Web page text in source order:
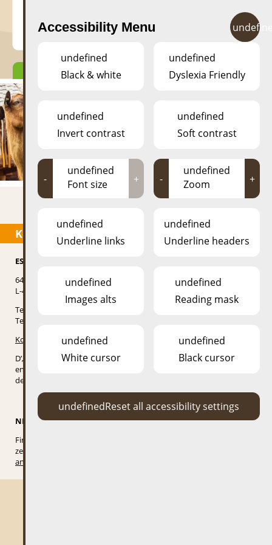
KONTAKT
ESCHER BAMHAISER
64, GAALGEBIERG
L-4142 ESCH-SUR-ALZETTE
Tel: (+352) 2754 3752 – Réceptioun Bamhaiser
Tel: (+352) 2754 2233 – Bamhauscafé
Kontaktéiert eis
D’„ESCHER BAMHAISER“ an den „ESCHER DÉIEREPARK“ sinn an
enger schéiner Parklandschaft no beim Escher Zentrum, hannert
dem Camping „Gaalgebierg“. Zougang iwert d’Rue du Stade.
NEWSLETTER
Fir informéiert ze bleiwen an all eis Neiegkeeten als éischt gewuer
ze ginn, braucht Dir Iech einfach
anzeschreiwen
Accessibility Menu
undefined
Black & white
undefined
Dyslexia Friendly
undefined
Invert contrast
undefined
Soft contrast
-
undefined
Font size
+ -
undefined
Zoom
+
undefined
Underline links
undefined
Underline headers
undefined
Images alts
undefined
Reading mask
undefined
White cursor
undefined
Black cursor
undefinedReset all accessibility settings